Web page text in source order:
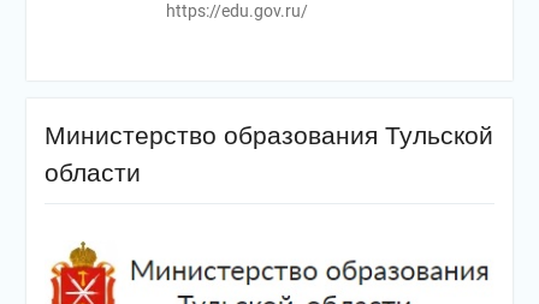
https://edu.gov.ru/
Министерство образования Тульской
области